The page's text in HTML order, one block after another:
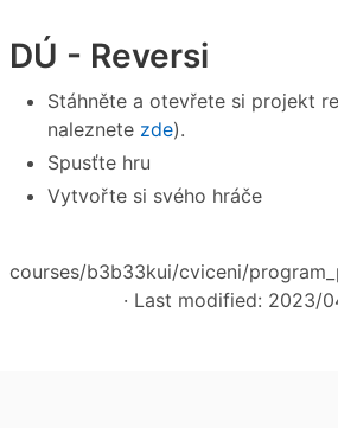
DÚ - Reversi
Stáhněte a otevřete si projekt
naleznete zde).
Spusťte hru
Vytvořte si svého hráče
courses/b3b33kui/cviceni/
· Last modified: 2023/